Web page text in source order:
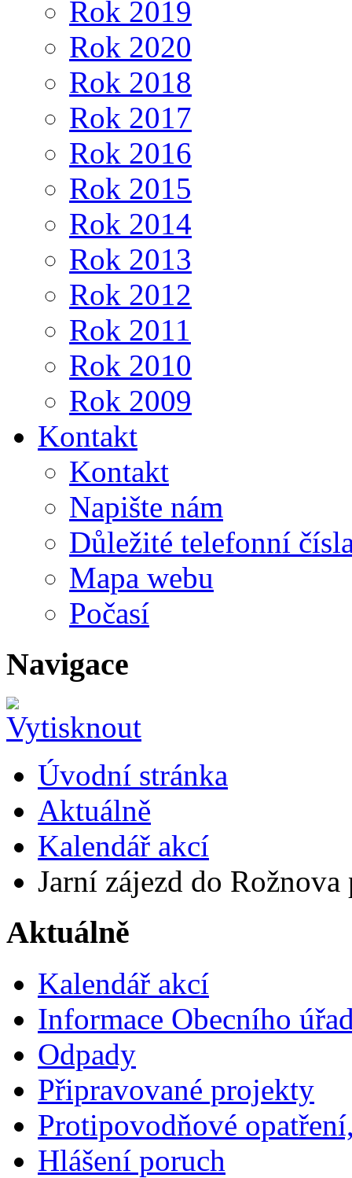
Rok 2019
Rok 2020
Rok 2018
Rok 2017
Rok 2016
Rok 2015
Rok 2014
Rok 2013
Rok 2012
Rok 2011
Rok 2010
Rok 2009
Kontakt
Kontakt
Napište nám
Důležité telefonní
Mapa webu
Počasí
Navigace
Úvodní stránka
Aktuálně
Kalendář akcí
Jarní zájezd do Rožnova
Aktuálně
Kalendář akcí
Informace Obecního
Odpady
Připravované projekty
Protipovodňové
Hlášení poruch